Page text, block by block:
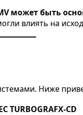
может быть
влиять на
Ниже
TURBOGRAFX-CD